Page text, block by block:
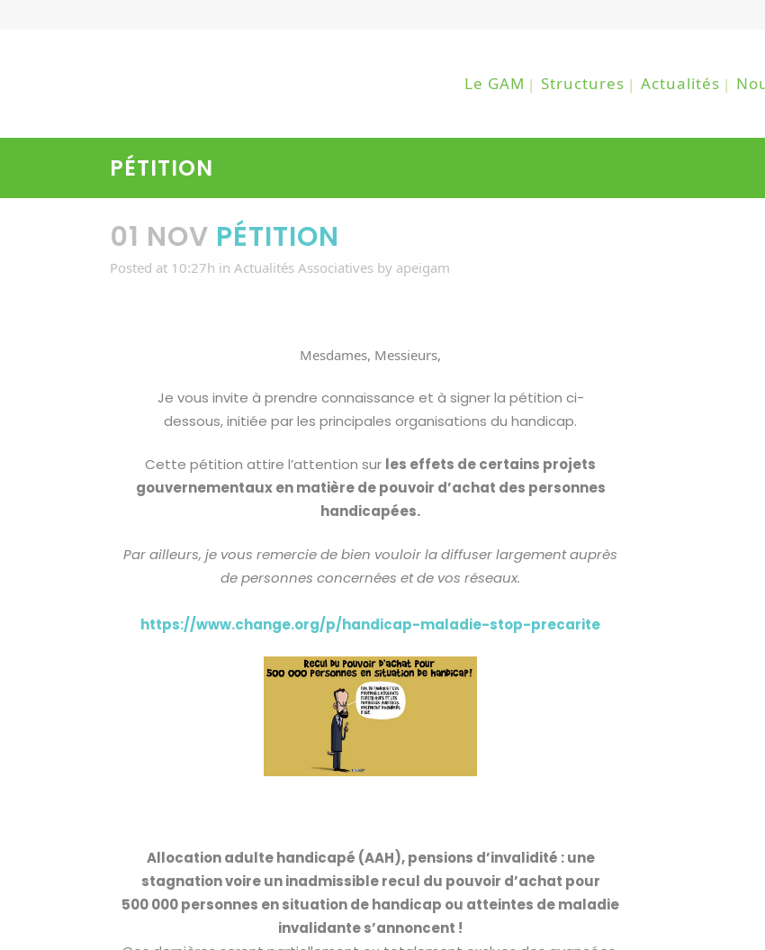
Le GAM Structures Actualités
PÉTITION
01 NOV PÉTITION
Posted at 10:27h in Actualités Associatives by apeigam
Mesdames, Messieurs,
Je vous invite à prendre connaissance et à signer la pétition ci-
dessous, initiée par les principales organisations du handicap.
Cette pétition attire l’attention sur les effets de certains projets
gouvernementaux en matière de pouvoir d’achat des personnes
handicapées.
Par ailleurs, je vous remercie de bien vouloir la diffuser largement auprès
de personnes concernées et de vos réseaux.
https://www.change.org/p/handicap-maladie-stop-precarite
Allocation adulte handicapé (AAH), pensions d’invalidité : une
stagnation voire un inadmissible recul du pouvoir d’achat pour
500 000 personnes en situation de handicap ou atteintes de maladie
invalidante s’annoncent !